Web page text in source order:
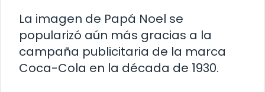
La imagen de Papá Noel se
popularizó aún más gracias a la
campaña publicitaria de la marca
Coca-Cola en la década de 1930.